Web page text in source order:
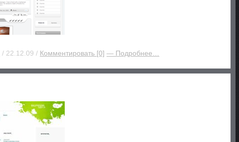
/ 22.12.09 / Комментировать [0] — Подробнее…